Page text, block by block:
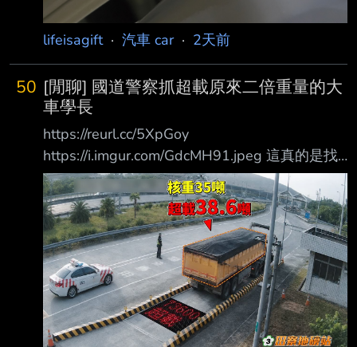
lifeisagift· 汽車 car· 2天前
50 [閒聊] 國道警察抓超載原來二倍重量的大
車學長
https://reurl.cc/5XpGoy
https://i.imgur.com/GdcMH91.jpeg 這真的是找
死了 載那麼重還敢開上高速公路，不抓你還抓
誰 這下不只扣車，法院還要跑不完了 --